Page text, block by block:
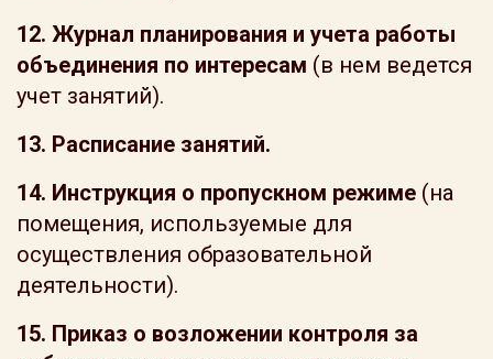
12. Журнал планирования и учета работы
объединения по интересам (в нем ведется
учет занятий).
13. Расписание занятий.
14. Инструкция о пропускном режиме (на
помещения, используемые для
осуществления образовательной
деятельности).
15. Приказ о возложении контроля за